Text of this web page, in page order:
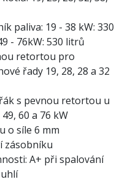
paliva: 19 - 38 kW: 330
- 76kW: 530 litrů
retortou pro
řady 19, 28, 28 a 32
s pevnou retortou u
60 a 76 kW
o síle 6 mm
zásobníku
A+ při spalování